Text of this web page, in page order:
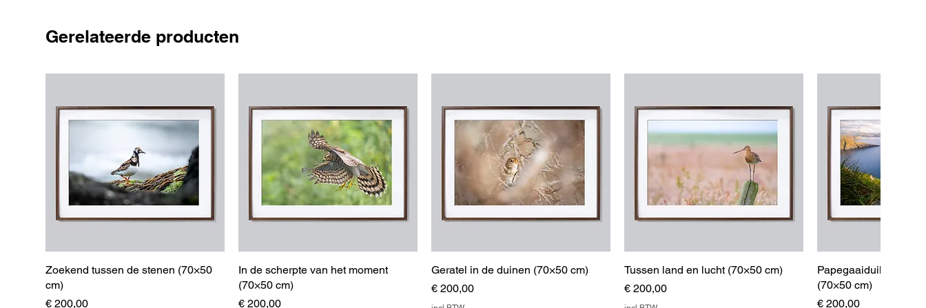
Gerelateerde producten
Zoekend tussen de stenen (70×50
cm)
Prijs
€ 200,00
In de scherpte van het moment
(70×50 cm)
Prijs
€ 200,00
Geratel in de duinen (70×50 cm)
Prijs
€ 200,00
Tussen land en lucht (70×50 cm)
Prijs
€ 200,00
Papegaaiduiker landt
(70×50 cm)
Prijs
€ 200,00